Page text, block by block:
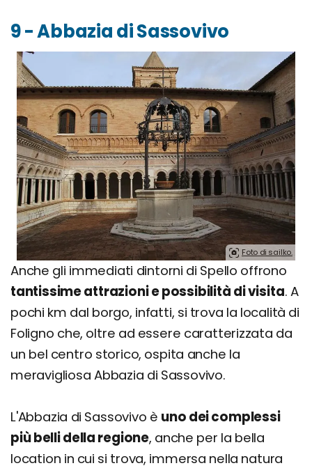
9 - Abbazia di Sassovivo
Foto di sailko.
Anche gli immediati dintorni di Spello offrono
tantissime attrazioni e possibilità di visita. A
pochi km dal borgo, infatti, si trova la località di
Foligno che, oltre ad essere caratterizzata da
un bel centro storico, ospita anche la
meravigliosa Abbazia di Sassovivo.
L'Abbazia di Sassovivo è uno dei complessi
più belli della regione, anche per la bella
location in cui si trova, immersa nella natura